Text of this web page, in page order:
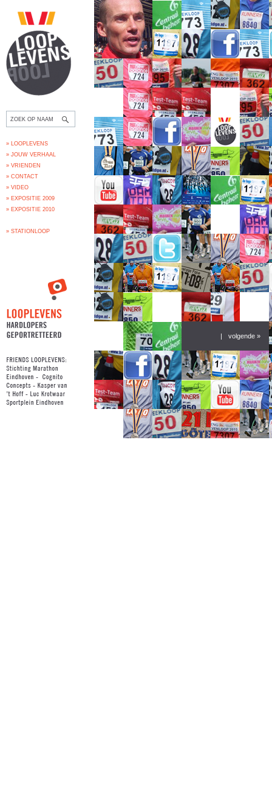
» LOOPLEVENS
» JOUW VERHAAL
» VRIENDEN
» CONTACT
» VIDEO
» EXPOSITIE 2009
» EXPOSITIE 2010
» STATIONLOOP
| volgende »